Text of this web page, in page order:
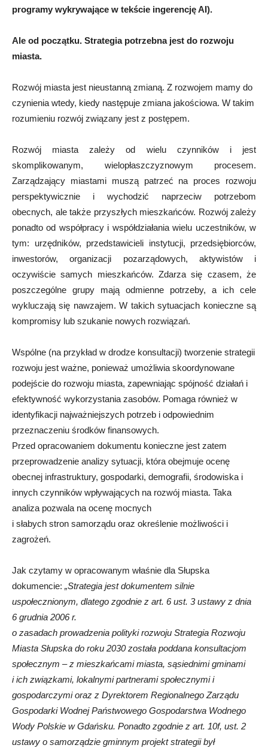
programy wykrywające w tekście ingerencję AI).
Ale od początku. Strategia potrzebna jest do rozwoju
miasta.
Rozwój miasta jest nieustanną zmianą. Z rozwojem mamy do
czynienia wtedy, kiedy następuje zmiana jakościowa. W takim
rozumieniu rozwój związany jest z postępem.
Rozwój miasta zależy od wielu czynników i jest
skomplikowanym, wielopłaszczyznowym procesem.
Zarządzający miastami muszą patrzeć na proces rozwoju
perspektywicznie i wychodzić naprzeciw potrzebom
obecnych, ale także przyszłych mieszkańców. Rozwój zależy
ponadto od współpracy i współdziałania wielu uczestników, w
tym: urzędników, przedstawicieli instytucji, przedsiębiorców,
inwestorów, organizacji pozarządowych, aktywistów i
oczywiście samych mieszkańców. Zdarza się czasem, że
poszczególne grupy mają odmienne potrzeby, a ich cele
wykluczają się nawzajem. W takich sytuacjach konieczne są
kompromisy lub szukanie nowych rozwiązań.
Wspólne (na przykład w drodze konsultacji) tworzenie strategii
rozwoju jest ważne, ponieważ umożliwia skoordynowane
podejście do rozwoju miasta, zapewniając spójność działań i
efektywność wykorzystania zasobów. Pomaga również w
identyfikacji najważniejszych potrzeb i odpowiednim
przeznaczeniu środków finansowych.
Przed opracowaniem dokumentu konieczne jest zatem
przeprowadzenie analizy sytuacji, która obejmuje ocenę
obecnej infrastruktury, gospodarki, demografii, środowiska i
innych czynników wpływających na rozwój miasta. Taka
analiza pozwala na ocenę mocnych
i słabych stron samorządu oraz określenie możliwości i
zagrożeń.
Jak czytamy w opracowanym właśnie dla Słupska
dokumencie: „Strategia jest dokumentem silnie
uspołecznionym, dlatego zgodnie z art. 6 ust. 3 ustawy z dnia
6 grudnia 2006 r.
o zasadach prowadzenia polityki rozwoju Strategia Rozwoju
Miasta Słupska do roku 2030 została poddana konsultacjom
społecznym – z mieszkańcami miasta, sąsiednimi gminami
i ich związkami, lokalnymi partnerami społecznymi i
gospodarczymi oraz z Dyrektorem Regionalnego Zarządu
Gospodarki Wodnej Państwowego Gospodarstwa Wodnego
Wody Polskie w Gdańsku. Ponadto zgodnie z art. 10f, ust. 2
ustawy o samorządzie gminnym projekt strategii był